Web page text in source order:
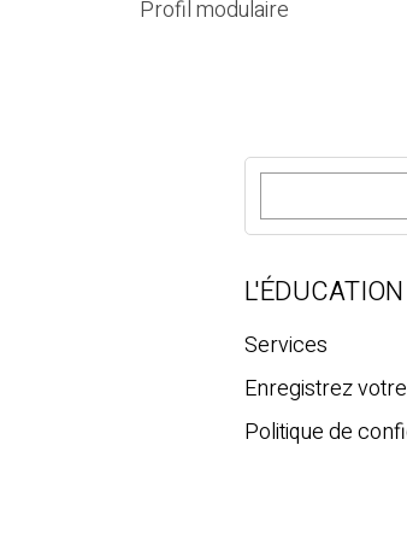
Profil modulaire
R
c
e
c
h
e
L'ÉDUCATION
Services
Enregistrez
Politique de